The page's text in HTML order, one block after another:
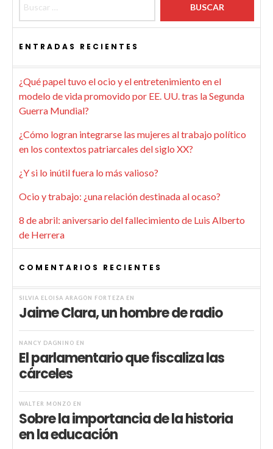
ENTRADAS RECIENTES
¿Qué papel tuvo el ocio y el entretenimiento en el
modelo de vida promovido por EE. UU. tras la Segunda
Guerra Mundial?
¿Cómo logran integrarse las mujeres al trabajo político
en los contextos patriarcales del siglo XX?
¿Y si lo inútil fuera lo más valioso?
Ocio y trabajo: ¿una relación destinada al ocaso?
8 de abril: aniversario del fallecimiento de Luis Alberto
de Herrera
COMENTARIOS RECIENTES
SILVIA ELOISA ARAGÓN FORTEZA EN
Jaime Clara, un hombre de radio
NANCY DAGNINO EN
El parlamentario que fiscaliza las
cárceles
WALTER MONZÓ EN
Sobre la importancia de la historia
en la educación